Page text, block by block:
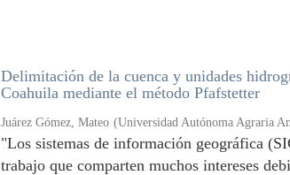
Delimitación de la cuenca y unidades
Coahuila mediante el método Pfafstetter
Juárez Gómez, Mateo (Universidad Autónoma Agraria
"Los sistemas de información geográfica
trabajo que comparten muchos intereses